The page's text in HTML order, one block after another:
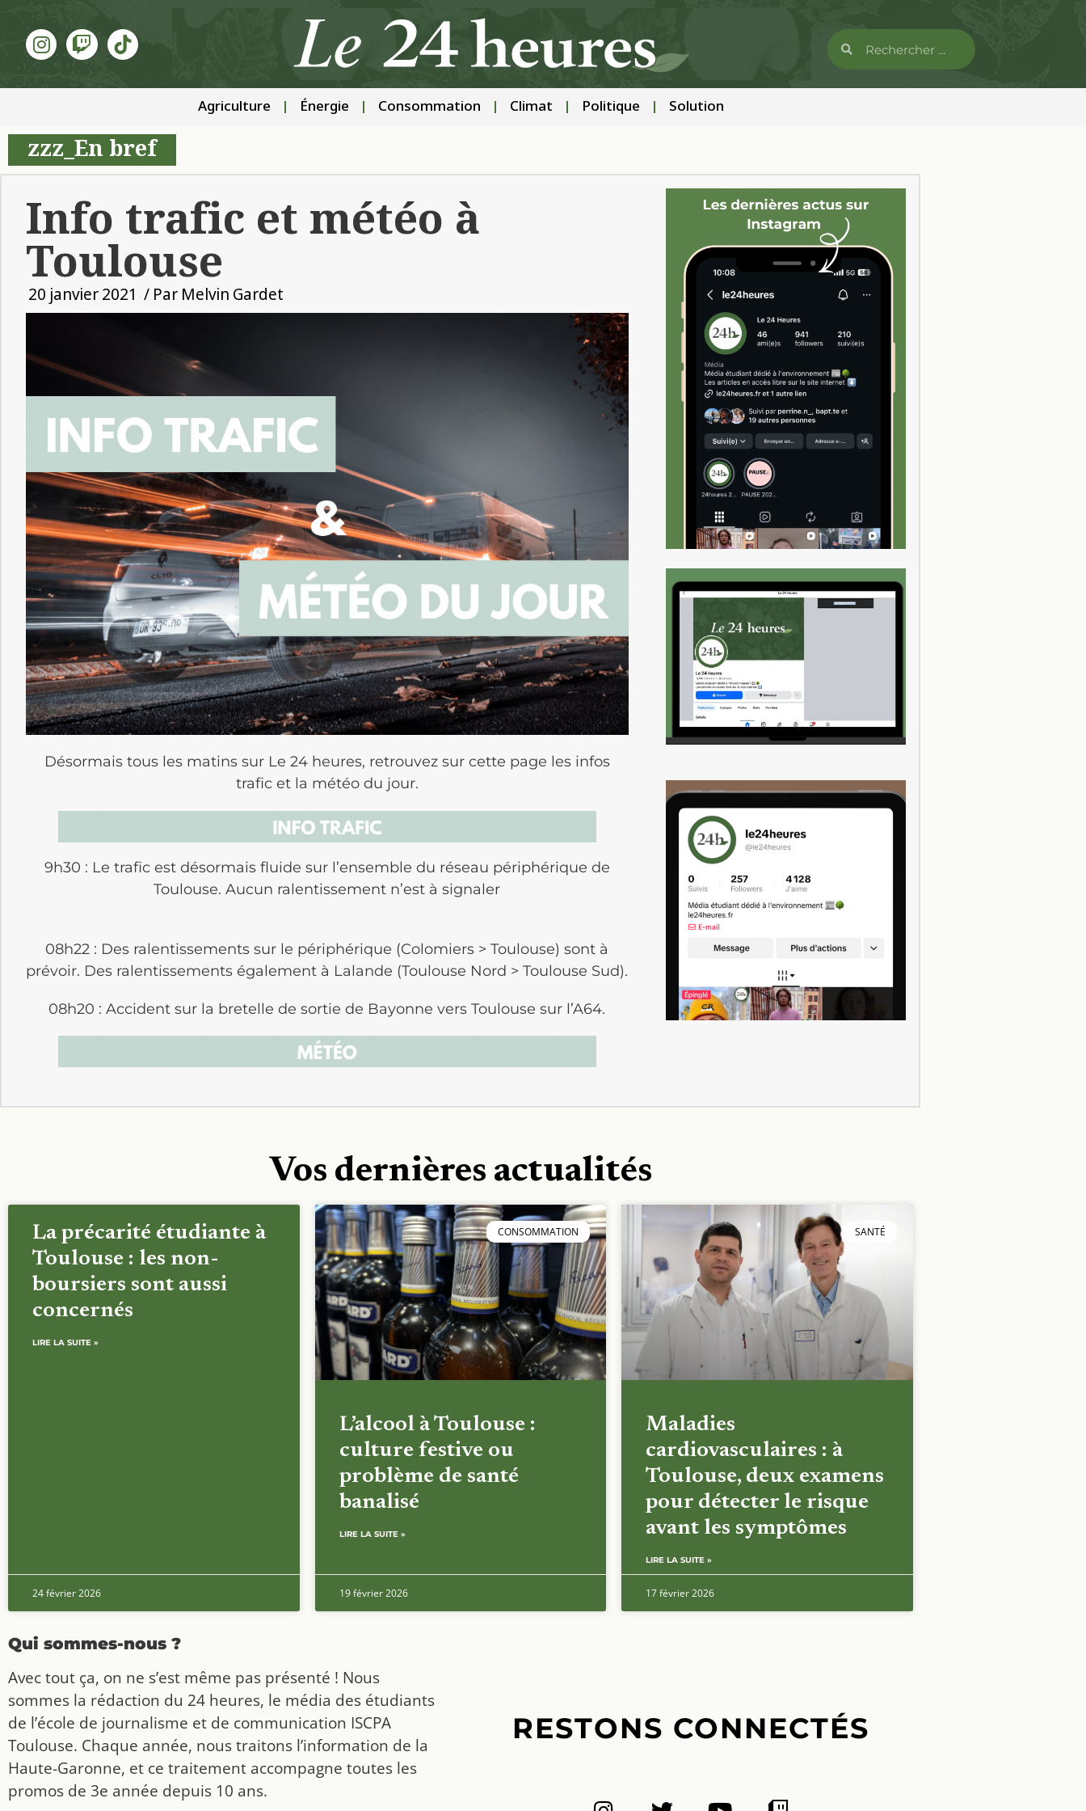
Agriculture Énergie Consommation Climat Politique Solution
zzz_En bref
Info trafic et météo à
Toulouse
20 janvier 2021 / Par Melvin Gardet
Désormais tous les matins sur Le 24 heures, retrouvez sur cette page les infos
trafic et la météo du jour.
9h30 : Le trafic est désormais fluide sur l’ensemble du réseau périphérique de
Toulouse. Aucun ralentissement n’est à signaler
08h22 : Des ralentissements sur le périphérique (Colomiers > Toulouse) sont à
prévoir. Des ralentissements également à Lalande (Toulouse Nord > Toulouse Sud).
08h20 : Accident sur la bretelle de sortie de Bayonne vers Toulouse sur l’A64.
Vos dernières actualités
La précarité étudiante à
Toulouse : les non-
boursiers sont aussi
concernés
LIRE LA SUITE »
24 février 2026
CONSOMMATION
L’alcool à Toulouse :
culture festive ou
problème de santé
banalisé
LIRE LA SUITE »
19 février 2026
SANTÉ
Maladies
cardiovasculaires : à
Toulouse, deux examens
pour détecter le risque
avant les symptômes
LIRE LA SUITE »
17 février 2026
Qui sommes-nous ?
Avec tout ça, on ne s’est même pas présenté ! Nous
sommes la rédaction du 24 heures, le média des étudiants
de l’école de journalisme et de communication ISCPA
Toulouse. Chaque année, nous traitons l’information de la
Haute-Garonne, et ce traitement accompagne toutes les
promos de 3e année depuis 10 ans.
RESTONS CONNECTÉS